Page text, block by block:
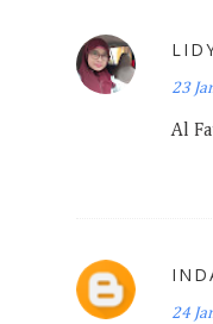
23
Al
24